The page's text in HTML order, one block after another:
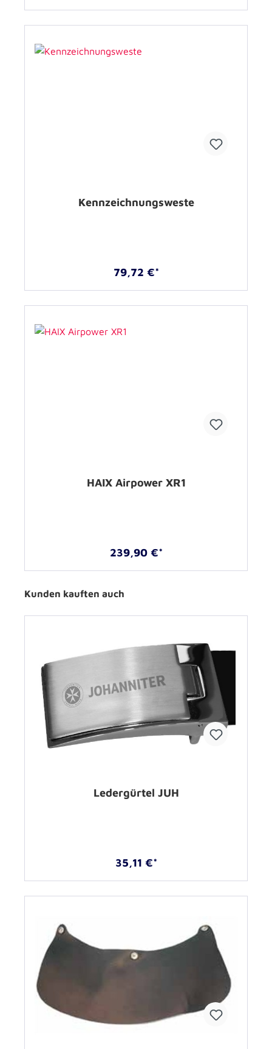
Kennzeichnungsweste
79,72 €*
HAIX Airpower XR1
239,90 €*
Kunden kauften auch
Ledergürtel JUH
35,11 €*